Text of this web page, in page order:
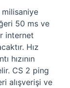
50 ms ve
internet
Hız
hızının
CS 2 ping
alışverişi ve